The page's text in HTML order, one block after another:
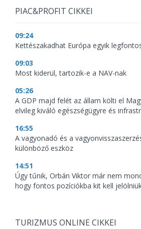
PIAC&PROFIT CIKKEI
09:24
Kettészakadhat Európa egyik
09:03
Most kiderül, tartozik-e a NAV-nak
05:26
A GDP majd felét az állam költi el
elvileg kiváló egészségügyre és
16:55
A vagyonadó és a
különböző eszköz
14:51
Úgy tűnik, Orbán Viktor már nem
hogy fontos pozíciókba kit kell
TURIZMUS ONLINE CIKKEI